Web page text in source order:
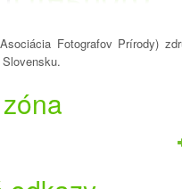
Fotografov Prírody)